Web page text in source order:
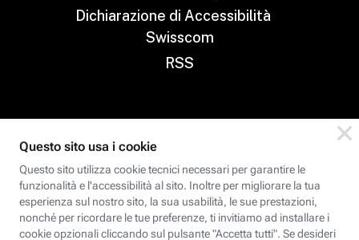
Dichiarazione di Accessibilità
Swisscom
RSS